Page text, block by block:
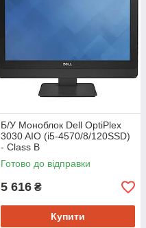
Б/У Моноблок Dell OptiPlex
3030 AIO (i5-4570/8/120SSD)
- Class B
Готово до відправки
5 616 ₴
Купити